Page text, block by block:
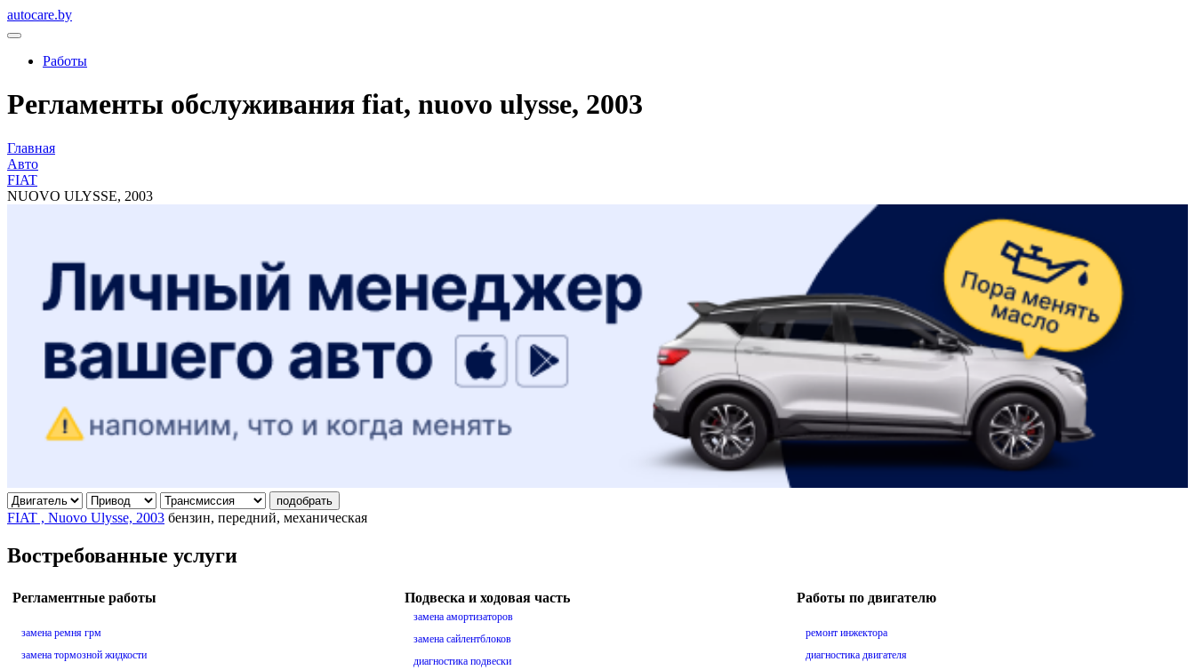
autocare.by
Работы
Регламенты обслуживания fiat, nuovo ulysse, 2003
Главная
Авто
FIAT
NUOVO ULYSSE, 2003
подобрать
FIAT , Nuovo Ulysse, 2003 бензин, передний, механическая
Востребованные услуги
Регламентные работы
замена ремня грм
замена тормозной жидкости
Подвеска и ходовая часть
замена амортизаторов
замена сайлентблоков
диагностика подвески
Работы по двигателю
ремонт инжектора
диагностика двигателя